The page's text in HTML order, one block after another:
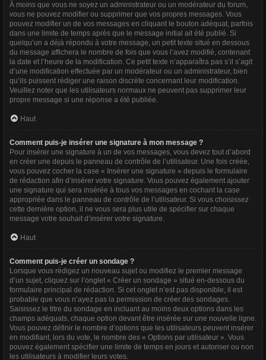
À moins que vous ne soyez un administrateur ou un modérateur du forum,
vous ne pouvez modifier ou supprimer que vos propres messages. Vous
pouvez modifier un de vos messages en cliquant le bouton adéquat, parfois
dans une limite de temps après que le message initial ait été publié. Si
quelqu’un a déjà répondu à votre message, un petit texte situé en dessous
du message affichera le nombre de fois que vous l’avez modifié, contenant
la date et l’heure de la modification. Ce petit texte n’apparaîtra pas s’il s’agit
d’une modification effectuée par un modérateur ou un administrateur, bien
qu’ils puissent rédiger une raison discrète concernant leur modification.
Veuillez noter que les utilisateurs normaux ne peuvent pas supprimer leur
propre message si une réponse a été publiée.
Haut
Comment puis-je insérer une signature à mon message ?
Pour insérer une signature à un de vos messages, vous devez tout d’abord
en créer une depuis le panneau de contrôle de l’utilisateur. Une fois créée,
vous pouvez cocher la case « Insérer une signature » depuis le formulaire
de rédaction afin d’insérer votre signature. Vous pouvez également ajouter
une signature qui sera insérée à tous vos messages en cochant la case
appropriée dans le panneau de contrôle de l’utilisateur. Si vous choisissez
cette dernière option, il ne vous sera plus utile de spécifier sur chaque
message votre souhait d’insérer votre signature.
Haut
Comment puis-je créer un sondage ?
Lorsque vous rédigez un nouveau sujet ou modifiez le premier message
d’un sujet, cliquez sur l’onglet « Créer un sondage » situé en-dessous du
formulaire principal de rédaction. Si cet onglet n’est pas disponible, il est
probable que vous n’ayez pas la permission de créer des sondages.
Saisissez le titre du sondage en incluant au moins deux options dans les
champs adéquats, chaque option devant être insérée sur une nouvelle ligne.
Vous pouvez définir le nombre d’options que les utilisateurs peuvent insérer
en modifiant, lors du vote, le nombre des « Options par utilisateur ». Vous
pouvez également spécifier une limite de temps en jours et autoriser ou non
les utilisateurs à modifier leurs votes.